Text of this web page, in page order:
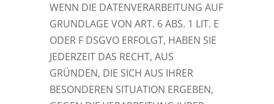
WENN DIE DATENVERARBEITUNG AUF
GRUNDLAGE VON ART. 6 ABS. 1 LIT. E
ODER F DSGVO ERFOLGT, HABEN SIE
JEDERZEIT DAS RECHT, AUS
GRÜNDEN, DIE SICH AUS IHRER
BESONDEREN SITUATION ERGEBEN,